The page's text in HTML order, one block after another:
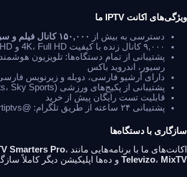
ویژگی‌های اکانت IPTV ما
دسترسی به بیش از
۱۵۰,۰۰۰ کانال فیلم و سریال
۹,۰۰۰ کانال زنده با کیفیت 4K، Full HD و HD
پشتیبانی از تمام دستگاه‌ها: تلویزیون
رسیور، اندروید باکس
دارای آرشیو فارسی، دوبله و زیرنویس
پشتیبانی از پکیج‌های ورزشی (beIN Sports، Sky Sports و…)
قابلیت تست رایگان پیش از خرید
پشتیبانی ۲۴ ساعته از طریق تلگرام:
@smartiptvs
سازگاری با دستگاه‌ها
اکانت‌های ما با برنامه‌هایی مانند
Smarters Pro،
Televizo، MixTV و ده‌ها اپلیکیشن دیگر کاملاً